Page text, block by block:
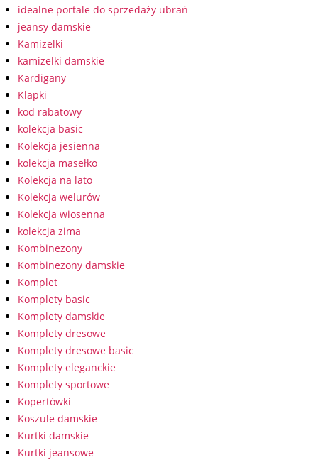
idealne portale do sprzedaży ubrań
jeansy damskie
Kamizelki
kamizelki damskie
Kardigany
Klapki
kod rabatowy
kolekcja basic
Kolekcja jesienna
kolekcja masełko
Kolekcja na lato
Kolekcja welurów
Kolekcja wiosenna
kolekcja zima
Kombinezony
Kombinezony damskie
Komplet
Komplety basic
Komplety damskie
Komplety dresowe
Komplety dresowe basic
Komplety eleganckie
Komplety sportowe
Kopertówki
Koszule damskie
Kurtki damskie
Kurtki jeansowe